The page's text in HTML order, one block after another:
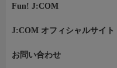
Fun! J:COM
J:COM オフィシャルサイト
お問い合わせ